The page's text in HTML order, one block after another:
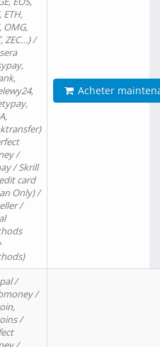
ETH,
OMG,
ZEC…) /
/
/ Skrill
card
Only) /
/
Acheter
/
/
/